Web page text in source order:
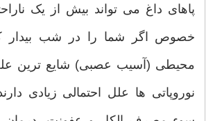
پاهای داغ می تواند بیش از یک
خصوص اگر شما را در شب بیدار
محیطی (آسیب عصبی) شایع ترین
نوروپاتی ها علل احتمالی زیادی